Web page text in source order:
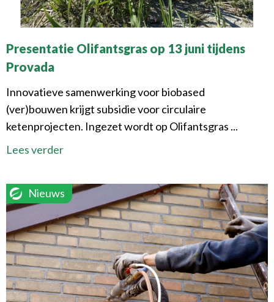
Presentatie Olifantsgras op 13 juni tijdens
Provada
Innovatieve samenwerking voor biobased
(ver)bouwen krijgt subsidie voor circulaire
ketenprojecten. Ingezet wordt op Olifantsgras ...
Lees verder
Nieuws